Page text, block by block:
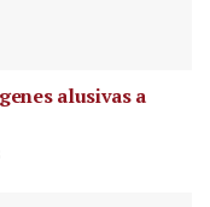
alusivas a